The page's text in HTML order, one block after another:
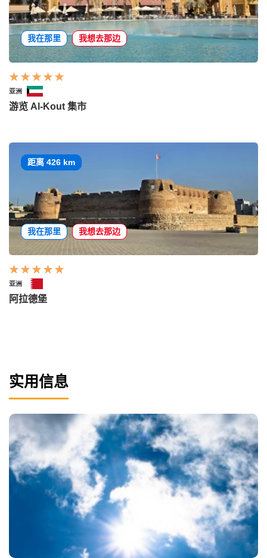
我在那里 我想去那边
亚洲
游览 Al-Kout 集市
距离 426 km
我在那里 我想去那边
亚洲
阿拉德堡
实用信息